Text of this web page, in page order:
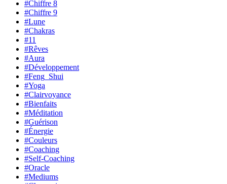
#Chiffre 8
#Chiffre 9
#Lune
#Chakras
#11
#Rêves
#Aura
#Développement
#Feng_Shui
#Yoga
#Clairvoyance
#Bienfaits
#Méditation
#Guérison
#Énergie
#Couleurs
#Coaching
#Self-Coaching
#Oracle
#Mediums